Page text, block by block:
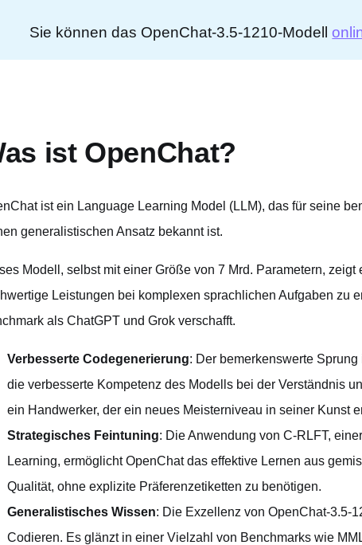
Sie können das OpenChat-3.5-1210-Modell
ist OpenChat?
ist ein Language Learning Model (LLM), das für seine
generalistischen Ansatz bekannt ist.
Modell, selbst mit einer Größe von 7 Mrd. Parametern,
Leistungen bei komplexen sprachlichen Aufgaben zu
als ChatGPT und Grok verschafft.
Verbesserte Codegenerierung: Der bemerkenswerte
die verbesserte Kompetenz des Modells bei der Verständnis
ein Handwerker, der ein neues Meisterniveau in seiner Kunst
Strategisches Feintuning: Die Anwendung von C-RLFT,
Learning, ermöglicht OpenChat das effektive Lernen aus
Qualität, ohne explizite Präferenzetiketten zu benötigen.
Generalistisches Wissen: Die Exzellenz von OpenChat-3.5-
Codieren. Es glänzt in einer Vielzahl von Benchmarks wie